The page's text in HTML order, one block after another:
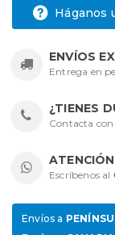
Háganos
ENVÍOS
Entrega en
¿TIENES
Contacta con
Escríbenos al
Envíos a